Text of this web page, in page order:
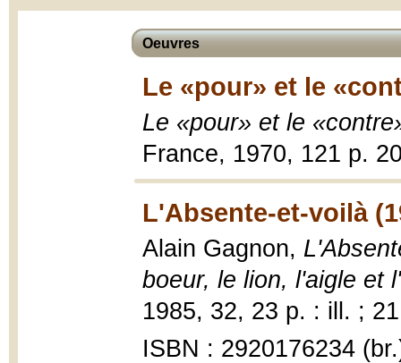
Oeuvres
Le «pour» et le
Le «pour» et le
France, 1970, 121 p.
L'Absente-et-voilà
Alain Gagnon,
boeur, le lion, l'aigle et
1985, 32, 23 p. : ill. ;
ISBN : 2920176234